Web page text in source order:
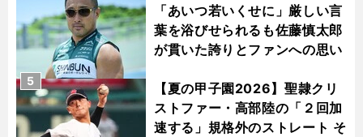
「あいつ若いくせに」厳しい言
葉を浴びせられるも佐藤慎太郎
が貫いた誇りとファンへの思い
【夏の甲子園2026】聖隷クリ
ストファー・高部陸の「２回加
速する」規格外のストレート そ
5